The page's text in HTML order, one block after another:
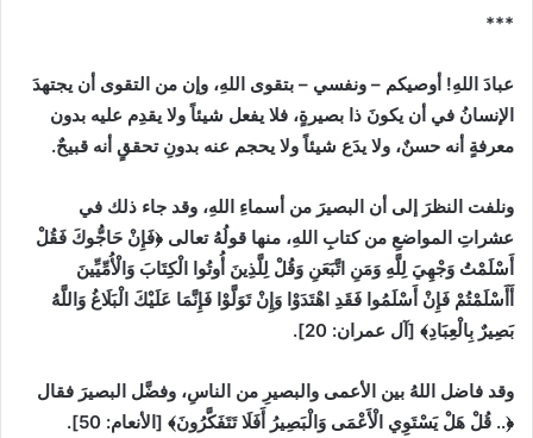
***
عبادَ اللهِ! أوصيكم – ونفسي – بتقوى اللهِ، وإن من التقوى أن يجتهدَ
الإنسانُ في أن يكونَ ذا بصيرةٍ، فلا يفعل شيئاً ولا يقدِم عليه بدون
معرفةٍ أنه حسنٌ، ولا يدَع شيئاً ولا يحجم عنه بدونِ تحققٍ أنه قبيحٌ.
ونلفت النظرَ إلى أن البصيرَ من أسماءِ اللهِ، وقد جاء ذلك في
عشراتِ المواضعِ من كتابِ اللهِ، منها قولُهُ تعالى ﴿فَإِنْ حَاجُّوكَ فَقُلْ
أَسْلَمْتُ وَجْهِيَ لِلَّهِ وَمَنِ اتَّبَعَنِ وَقُلْ لِلَّذِينَ أُوتُوا الْكِتَابَ وَالْأُمِّيِّينَ
أَأَسْلَمْتُمْ فَإِنْ أَسْلَمُوا فَقَدِ اهْتَدَوْا وَإِنْ تَوَلَّوْا فَإِنَّمَا عَلَيْكَ الْبَلَاغُ وَاللَّهُ
‌بَصِيرٌ بِالْعِبَادِ﴾ [آل عمران:
20]
.
وقد فاضل اللهُ بين الأعمى والبصيرِ من الناسِ، وفضَّل البصيرَ فقال
﴿.. قُلْ هَلْ يَسْتَوِي الْأَعْمَى ‌وَالْبَصِيرُ أَفَلَا تَتَفَكَّرُونَ﴾ [الأنعام:
50]
.